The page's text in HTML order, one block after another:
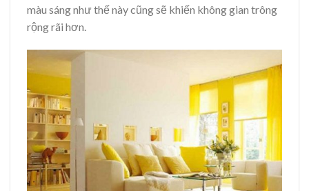
màu sáng như thế này cũng sẽ khiến không gian trông
rộng rãi hơn.